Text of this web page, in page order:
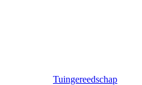
Tuingereedschap